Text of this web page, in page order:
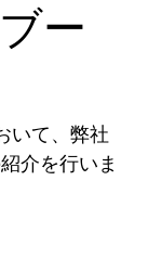
ー
いて、弊社
介を行いま